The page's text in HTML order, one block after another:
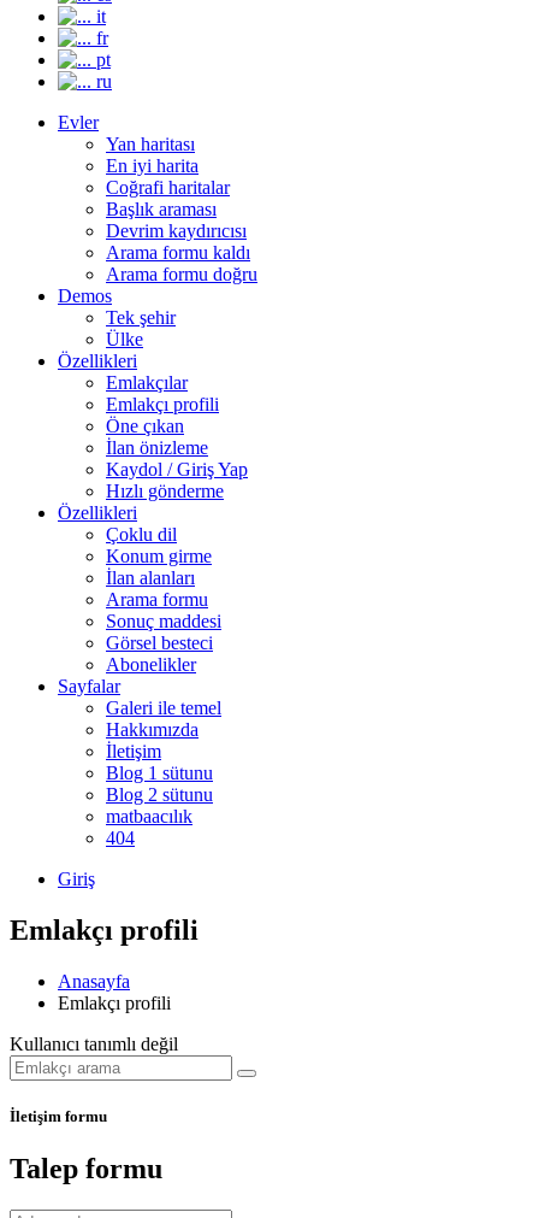
it
fr
pt
ru
Evler
Yan haritası
En iyi harita
Coğrafi haritalar
Başlık araması
Devrim kaydırıcısı
Arama formu kaldı
Arama formu doğru
Demos
Tek şehir
Ülke
Özellikleri
Emlakçılar
Emlakçı profili
Öne çıkan
İlan önizleme
Kaydol / Giriş Yap
Hızlı gönderme
Özellikleri
Çoklu dil
Konum girme
İlan alanları
Arama formu
Sonuç maddesi
Görsel besteci
Abonelikler
Sayfalar
Galeri ile temel
Hakkımızda
İletişim
Blog 1 sütunu
Blog 2 sütunu
matbaacılık
404
Giriş
Emlakçı profili
Anasayfa
Emlakçı profili
Kullanıcı tanımlı değil
İletişim formu
Talep formu